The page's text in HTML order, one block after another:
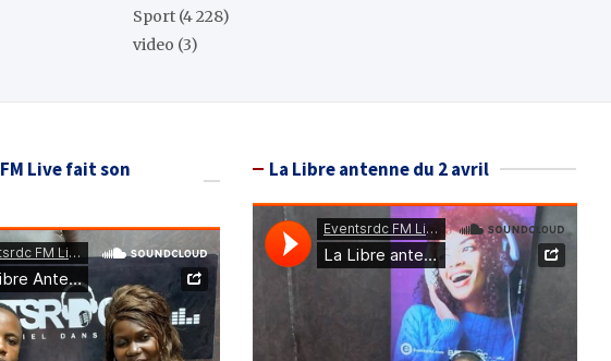
Sport (4 228)
video (3)
Live fait son
La Libre antenne du 2 avril